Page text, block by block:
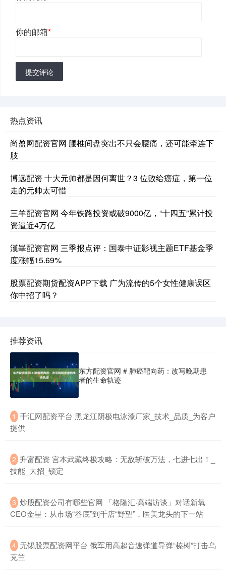
你的邮箱*
提交评论
热点资讯
尚盈网配资官网 腰椎间盘突出不只会腰痛，还可能牵连下
肢
博远配资 十大元帅都是因何离世？3 位败给癌症，第一位
走的元帅太可惜
三羊配资官网 今年铁路投资或破9000亿，“十四五”累计投
资逼近4万亿
漢崋配资官网 三季报点评：国泰中证影视主题ETF基金季
度涨幅15.69%
股票配资期货配资APP下载 广为流传的5个女性健康误区
你中招了吗？
推荐资讯
东方配资官网 # 肺癌靶向药：改写晚期患
者的生命轨迹
1 ​千汇网配资平台 黑龙江阴极电泳漆厂家_技术_品质_为客户
提供
2 ​升富配资 宫本武藏终极攻略：无敌斩破万法，七进七出！_
技能_大招_锁定
3 ​炒股配资公司有哪些官网 「格隆汇·高端访谈」对话新氧
CEO金星：从市场“谷底”到千店“野望”，医美龙头的下一站
4 ​无锡股票配资网平台 俄军用高超音速弹道导弹“榛树”打击乌
克兰